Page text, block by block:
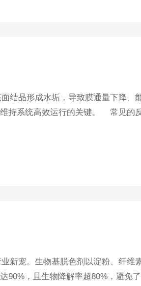
结晶形成水垢，导致膜通量下降、
持系统高效运行的关键。​ 常见的
新宠。生物基脱色剂以淀粉、纤维
90%，且生物降解率超80%，避免